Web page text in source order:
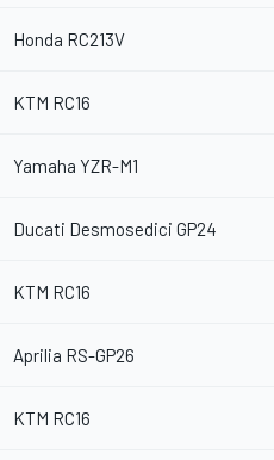
Honda RC213V
KTM RC16
Yamaha YZR-M1
Ducati Desmosedici GP24
KTM RC16
Aprilia RS-GP26
KTM RC16